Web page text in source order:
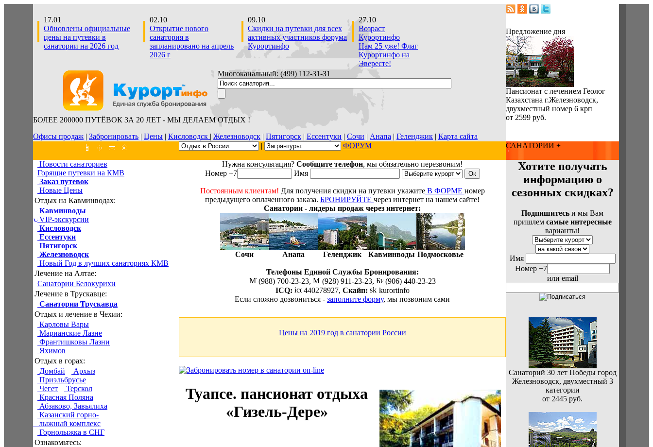
17.01
Обновлены официальные
цены на путевки в
санатории на 2026 год
02.10
Открытие нового
санатория в
запланировано на апрель
2026 г
09.10
Скидки на путевки для всех
активных участников форума
Курортинфо
27.10
Возраст
Курортинфо
Нам 25 уже! Флаг
Курортинфо на
Эвересте!
Предложение дня
Пансионат с лечением Геолог
Казахстана г.Железноводск,
двухместный номер 6 крп
от 2599 руб.
Многоканальный: (499) 112-31-З1
БОЛЕЕ 200000 ПУТЁВОК ЗА 20 ЛЕТ - МЫ ДЕЛАЕМ ОТДЫХ !
Офисы продаж | Забронировать | Цены | Кисловодск | Железноводск | Пятигорск | Ессентуки | Сочи | Анапа | Геленджик | Карта сайта
|
ФОРУМ САНАТОРИИ +
Новости санаториев
Горящие путевки на КМВ
Заказ путевок
Новые Цены
Отдых на Кавминводах:
Кавминводы
VIP-экскурсии
Кисловодск
Ессентуки
Пятигорск
Железноводск
Новый Год в лучших санаториях КМВ
Лечение на Алтае:
Санатории Белокурихи
Лечение в Трускавце:
Санатории Трускавца
Отдых и лечение в Чехии:
Карловы Вары
Марианские Лазне
Франтишковы Лазни
Яхимов
Отдых в горах:
Домбай
Архыз
Приэльбрусье
Чегет
Терскол
Красная Поляна
Абзаково, Завьялиха
Казанский горно-
лыжный комплекс
Горнолыжка в СНГ
Ознакомьтесь:
Нужна консультация? Сообщите телефон, мы обязательно перезвоним!
Номер +7
Имя
Постоянным клиентам! Для получения скидки на путевки укажитеВ ФОРМЕ номер
предыдущего оплаченного заказа. БРОНИРУЙТЕ через интернет на нашем сайте!
Санатории - лидеры продаж через интернет:
Сочи Анапа Геленджик Кавминводы Подмосковье
Телефоны Единой Службы Бронирования:
(988) 700-23-23,
(928) 911-23-23,
(906) 440-23-23
ICQ:
440278927, Скайп:
kurortinfo
Если сложно дозвониться - заполните форму, мы позвоним сами
Цены на 2019 год в санатории России
Туапсе. пансионат отдыха
«Гизель-Дере»
Хотите получать
информацию о
сезонных скидках?
Подпишитесь и мы Вам
пришлем самые интересные
варианты!
Имя
Номер +7
или email
Санаторий 30 лет Победы город
Железноводск, двухместный 3
категории
от 2445 руб.